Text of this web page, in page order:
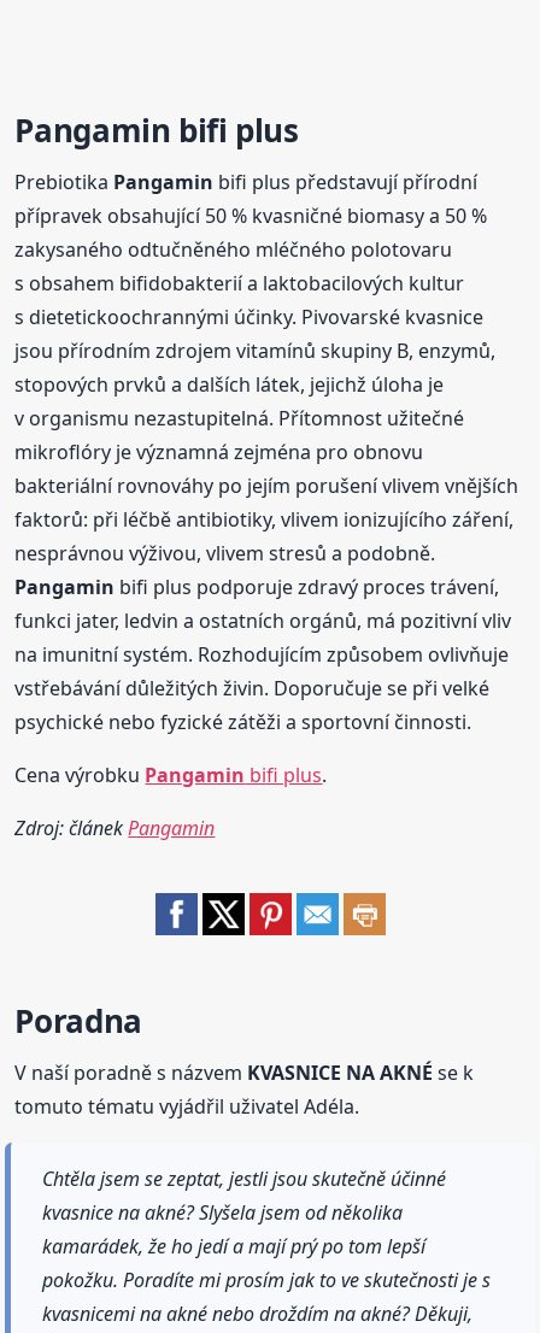
Pangamin bifi plus
Prebiotika Pangamin bifi plus představují přírodní
přípravek obsahující 50 % kvasničné biomasy a 50 %
zakysaného odtučněného mléčného polotovaru
s obsahem bifidobakterií a laktobacilových kultur
s dietetickoochrannými účinky. Pivovarské kvasnice
jsou přírodním zdrojem vitamínů skupiny B, enzymů,
stopových prvků a dalších látek, jejichž úloha je
v organismu nezastupitelná. Přítomnost užitečné
mikroflóry je významná zejména pro obnovu
bakteriální rovnováhy po jejím porušení vlivem vnějších
faktorů: při léčbě antibiotiky, vlivem ionizujícího záření,
nesprávnou výživou, vlivem stresů a podobně.
Pangamin bifi plus podporuje zdravý proces trávení,
funkci jater, ledvin a ostatních orgánů, má pozitivní vliv
na imunitní systém. Rozhodujícím způsobem ovlivňuje
vstřebávání důležitých živin. Doporučuje se při velké
psychické nebo fyzické zátěži a sportovní činnosti.
Cena výrobku Pangamin bifi plus.
Zdroj: článekPangamin
Poradna
V naší poradně s názvem KVASNICE NA AKNÉ se k
tomuto tématu vyjádřil uživatel Adéla.
Chtěla jsem se zeptat, jestli jsou skutečně účinné
kvasnice na akné? Slyšela jsem od několika
kamarádek, že ho jedí a mají prý po tom lepší
pokožku. Poradíte mi prosím jak to ve skutečnosti je s
kvasnicemi na akné nebo droždím na akné? Děkuji,